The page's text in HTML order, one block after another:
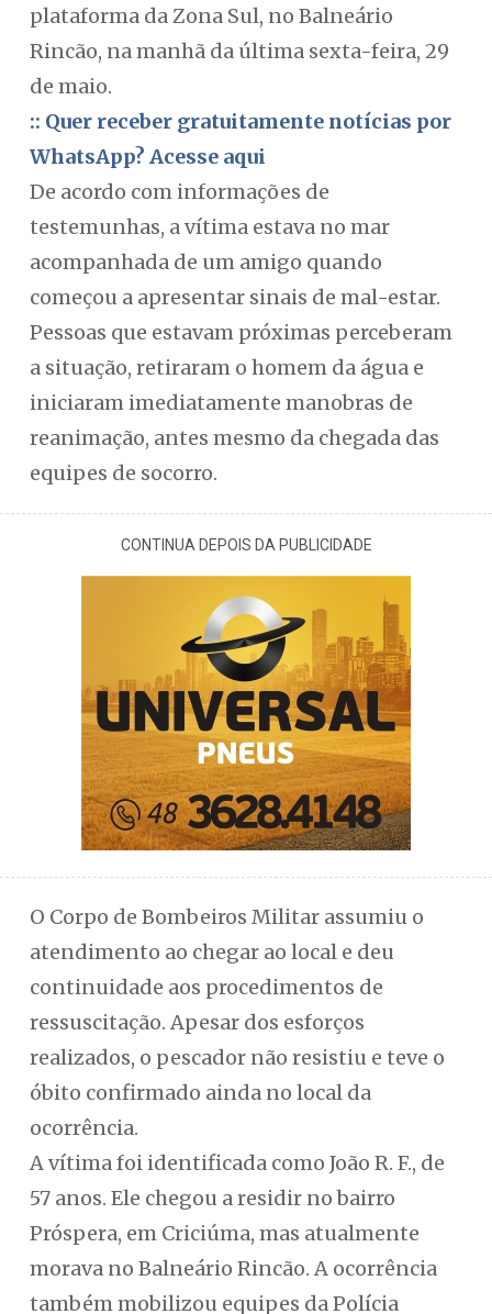
plataforma da Zona Sul, no Balneário
Rincão, na manhã da última sexta-feira, 29
de maio.
:: Quer receber gratuitamente notícias por
WhatsApp? Acesse aqui
De acordo com informações de
testemunhas, a vítima estava no mar
acompanhada de um amigo quando
começou a apresentar sinais de mal-estar.
Pessoas que estavam próximas perceberam
a situação, retiraram o homem da água e
iniciaram imediatamente manobras de
reanimação, antes mesmo da chegada das
equipes de socorro.
CONTINUA DEPOIS DA PUBLICIDADE
O Corpo de Bombeiros Militar assumiu o
atendimento ao chegar ao local e deu
continuidade aos procedimentos de
ressuscitação. Apesar dos esforços
realizados, o pescador não resistiu e teve o
óbito confirmado ainda no local da
ocorrência.
A vítima foi identificada como João R. F., de
57 anos. Ele chegou a residir no bairro
Próspera, em Criciúma, mas atualmente
morava no Balneário Rincão. A ocorrência
também mobilizou equipes da Polícia